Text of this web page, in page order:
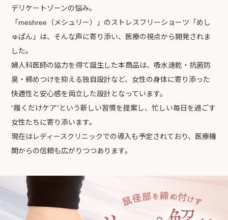
デリケートゾーンの悩み。
「meshree（メシュリー）」のストレスフリーショーツ「めし
ゅぱん」は、そんな声に寄り添い、医療の視点から開発されま
した。
婦人科医師の協力を得て誕生した本商品は、吸水速乾・抗菌防
臭・締めつけを抑える独自設計など、女性の身体に寄り添った
快適性と安心感を両立した設計となっています。
“履くだけケア”という新しい習慣を提案し、忙しい毎日を過ごす
女性たちに寄り添います。
現在はレディースクリニックでの導入も予定されており、医療機
関からの信頼も広がりつつあります。